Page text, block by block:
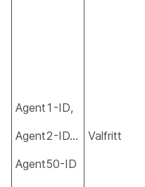
Agent1-ID,
Agent2-ID…
Agent50-ID
Valfritt